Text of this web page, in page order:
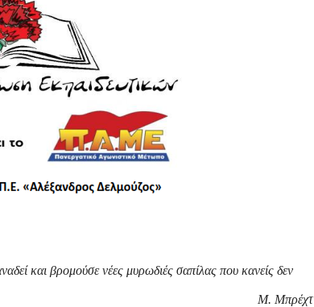
και βρομούσε νέες μυρωδιές σαπίλας που κανείς δεν
Μ. Μπρέχτ